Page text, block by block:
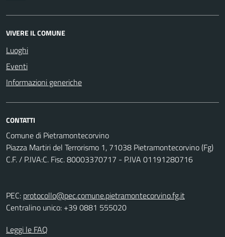
VIVERE IL COMUNE
Luoghi
Eventi
Informazioni generiche
CONTATTI
Comune di Pietramontecorvino
Piazza Martiri del Terrorismo 1, 71038 Pietramontecorvino (Fg)
C.F. / P.IVA:C. Fisc. 80003370717 - P.IVA 01191280716
PEC: protocollo@pec.comune.pietramontecorvino.fg.it
Centralino unico: +39 0881 555020
Leggi le FAQ